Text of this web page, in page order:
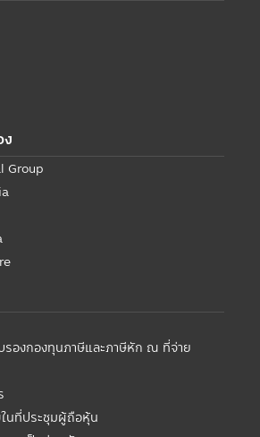
ง
Group
รองกองทุนภาษีและภาษีหัก ณ ที่จ่าย
นที่ประชุมผู้ถือหุ้น